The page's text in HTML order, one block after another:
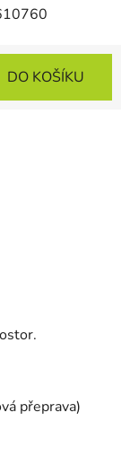
DO KOŠÍKU
přeprava)